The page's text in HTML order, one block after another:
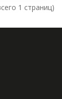
1 страниц)